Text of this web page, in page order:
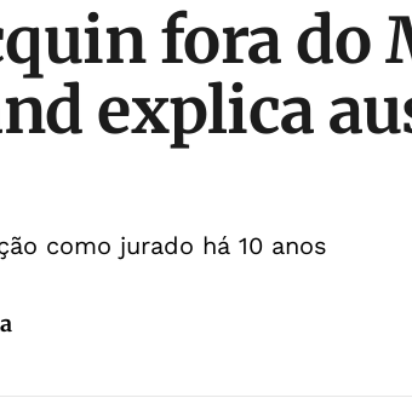
fora do
explica
como jurado há 10 anos